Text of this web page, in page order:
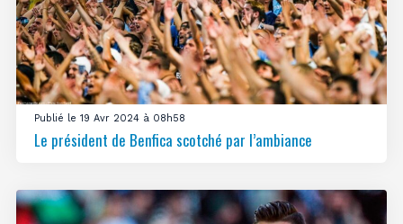
Publié le 19 Avr 2024 à 08h58
Le président de Benfica scotché par l’ambiance